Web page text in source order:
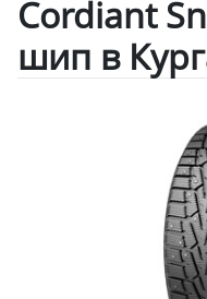
Cordiant
шип в